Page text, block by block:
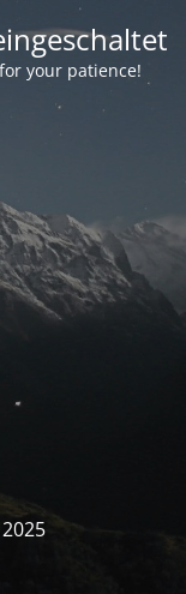
your patience!